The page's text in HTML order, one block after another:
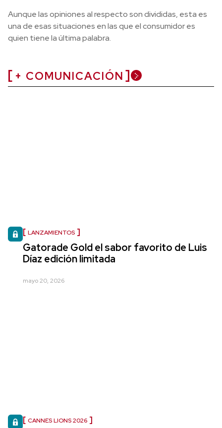
Aunque las opiniones al respecto son divididas, esta es
una de esas situaciones en las que el consumidor es
quien tiene la última palabra.
+ COMUNICACIÓN
LANZAMIENTOS
Gatorade Gold el sabor favorito de Luis
Díaz edición limitada
mayo 20, 2026
CANNES LIONS 2026